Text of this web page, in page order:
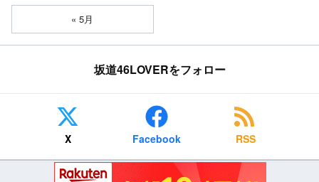
« 5月
坂道46LOVERをフォロー
X Facebook RSS